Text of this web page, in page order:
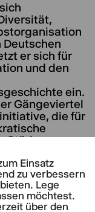
Einsatz
zu verbessern
Lege
möchtest.
über den
er sich für
und den
ein.
Gängeviertel
die für
Stärkung